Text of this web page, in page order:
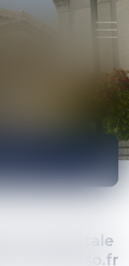
parentale
| Lextenso.fr